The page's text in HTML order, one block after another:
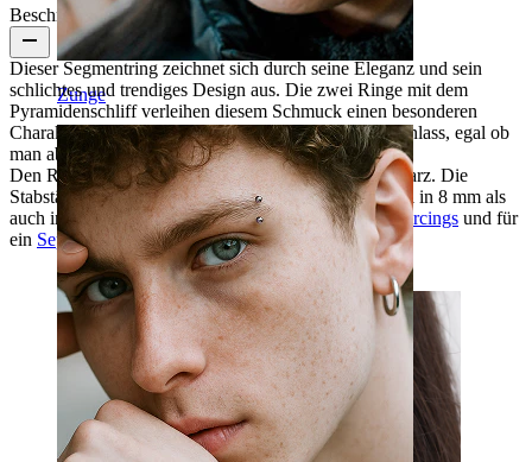
Zunge
Beschreibung
Dieser Segmentring zeichnet sich durch seine Eleganz und sein
schlichtes und trendiges Design aus. Die zwei Ringe mit dem
Pyramidenschliff verleihen diesem Schmuck einen besonderen
Charakter und Finesse. Dieser Ring passt zu jedem Anlass, egal ob
man abends ausgeht oder zu Hause zu Abend isst.
Den Ring gibt es in 3 Farben: Gold, Silber und Schwarz. Die
Stabstärke des Schmucks ist 1,2 mm und er ist sowohl in 8 mm als
auch in 10 mm erhältlich. Ideal für die meistenOhrpiercings und für
ein Septum-Piercing.